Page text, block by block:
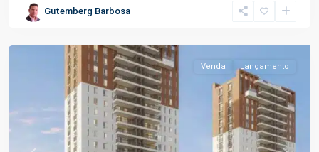
Gutemberg Barbosa
Negra,
Venda Lançamento